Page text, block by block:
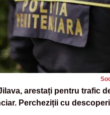
arestați pentru trafic
Percheziții cu